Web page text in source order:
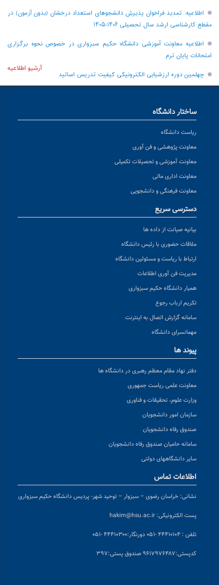
اطلاعیه: تمدید فراخوان پذیرش دانشجو‌های استعداد درخشان (بدون آزمون) در
مقطع کارشناسی ارشد سال تحصیلی ۱۴۰۶-۱۴۰۵
اطلاعیه معاونت آموزشی دانشگاه حکیم سبزواری در خصوص نحوه برگزاری
امتحانات پایان ترم
چهلمین دوره ارزشیابی الکترونیکی کیفیت تدریس اساتید
آرشیو اطلاعیه
ساختار دانشگاه
ریاست دانشگاه
معاونت پژوهشی و فن آوری
معاونت آموزشی و تحصیلات تکمیلی
معاونت اداری مالی
معاونت فرهنگی و دانشجویی
دسترسی سریع
بیانیه صیانت از داده ها
ملاقات حضوری با رئیس دانشگاه
ارتباط با ریاست و مسئولین دانشگاه
مدیریت فن آوری اطلاعات
همیار دانشگاه حکیم سبزواری
تکریم ارباب رجوع
سامانه گزارش اتصال به اینترنت
مهمانسرای دانشگاه
پیوند ها
دفتر نهاد مقام معظم رهبری در دانشگاه ها
معاونت علمی ریاست جمهوری
وزارت علوم، تحقیقات و فناوری
سازمان امور دانشجویان
صندوق رفاه دانشجویان
سامانه حامیان صندوق رفاه دانشجویان
سایر دانشگاههای دولتی
اطلاعات تماس
نشانی: خراسان رضوی – سبزوار – توحید شهر- پردیس دانشگاه حکیم سبزواری
پست الکترونیکی: hakim@hsu.ac.ir
تلفن : ۴۴۴۱۰۱۰۴ -۰۵۱ دورنگار:۴۴۴۱۰۳۰۰ -۰۵۱
کدپستی:۹۶۱۷۹۷۶۴۸۷ صندوق پستی:۳۹۷